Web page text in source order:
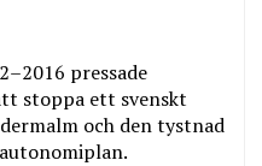
pressade
stoppa ett svenskt
och den tystnad